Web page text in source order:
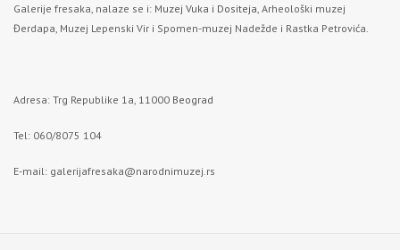
Galerije fresaka, nalaze se i: Muzej Vuka i Dositeja, Arheološki muzej
Đerdapa, Muzej Lepenski Vir i Spomen-muzej Nadežde i Rastka Petrovića.
Adresa: Trg Republike 1a, 11000 Beograd
Tel: 060/8075 104
E-mail: galerijafresaka@narodnimuzej.rs